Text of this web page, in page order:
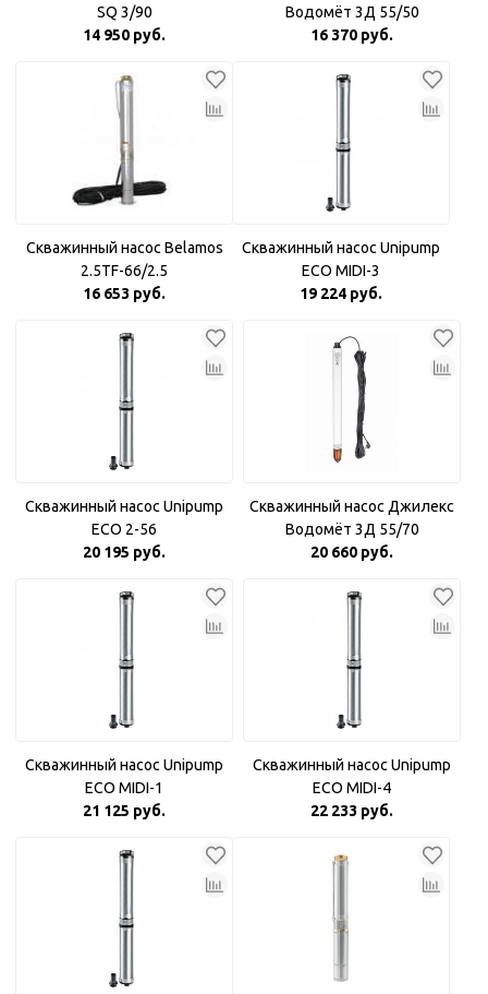
SQ 3/90
14 950 руб.
Водомёт 3Д 55/50
16 370 руб.
Скважинный насос Belamos
2.5TF-66/2.5
16 653 руб.
Скважинный насос Unipump
ECO MIDI-3
19 224 руб.
Скважинный насос Unipump
ECO 2-56
20 195 руб.
Скважинный насос Джилекс
Водомёт 3Д 55/70
20 660 руб.
Скважинный насос Unipump
ECO MIDI-1
21 125 руб.
Скважинный насос Unipump
ECO MIDI-4
22 233 руб.